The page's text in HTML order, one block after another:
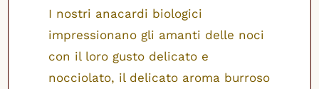
I nostri anacardi biologici
impressionano gli amanti delle noci
con il loro gusto delicato e
nocciolato, il delicato aroma burroso